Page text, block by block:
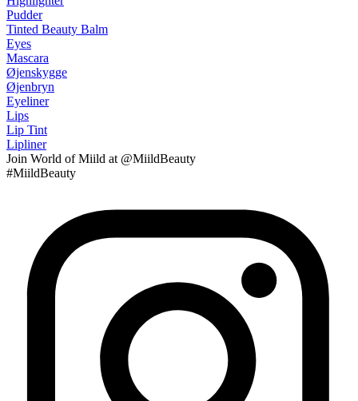
Pudder
Tinted Beauty Balm
Eyes
Mascara
Øjenskygge
Øjenbryn
Eyeliner
Lips
Lip Tint
Lipliner
Join World of Miild at @MiildBeauty
#MiildBeauty